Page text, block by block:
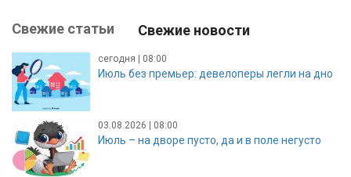
Свежие статьи Свежие новости
сегодня | 08:00
Июль без премьер: девелоперы легли на дно
03.08.2026 | 08:00
Июль – на дворе пусто, да и в поле негусто